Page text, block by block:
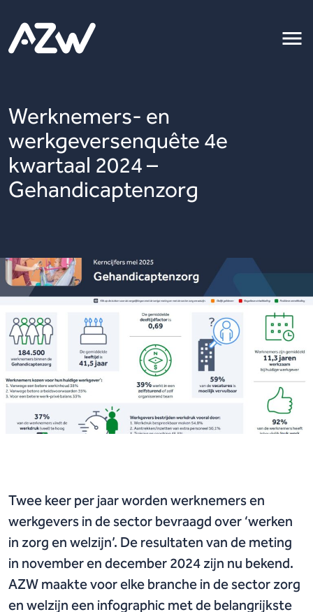
Werknemers- en
werkgeversenquête 4e
kwartaal 2024 –
Gehandicaptenzorg
Twee keer per jaar worden werknemers en
werkgevers in de sector bevraagd over ‘werken
in zorg en welzijn’. De resultaten van de meting
in november en december 2024 zijn nu bekend.
AZW maakte voor elke branche in de sector zorg
en welzijn een infographic met de belangrijkste